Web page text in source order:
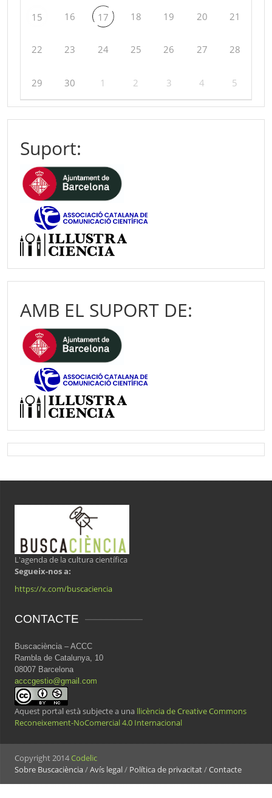
15 16 17 18 19 20 21
22 23 24 25 26 27 28
29 30 1 2 3 4 5
Suport:
AMB EL SUPORT DE:
L'agenda de la cultura científica
Segueix-nos a:
https://x.com/buscaciencia
CONTACTE
Buscaciència – ACCC
Rambla de Catalunya, 10
08007 Barcelona
acccgestio@gmail.com
Aquest portal està subjecte a una llicència de Creative Commons
Reconeixement-NoComercial 4.0 Internacional
Copyright 2014Codelic
Sobre Buscaciència/Avís legal/ Política de privacitat/Contacte